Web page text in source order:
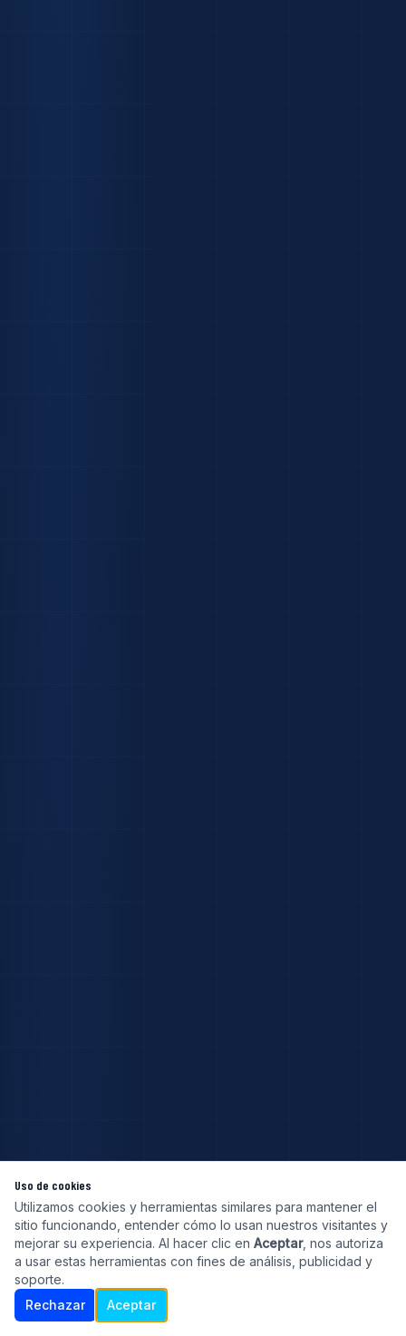
Uso de cookies
Utilizamos cookies y herramientas similares para mantener el
sitio funcionando, entender cómo lo usan nuestros visitantes y
mejorar su experiencia. Al hacer clic en Aceptar, nos autoriza
a usar estas herramientas con fines de análisis, publicidad y
soporte.
Rechazar
Aceptar